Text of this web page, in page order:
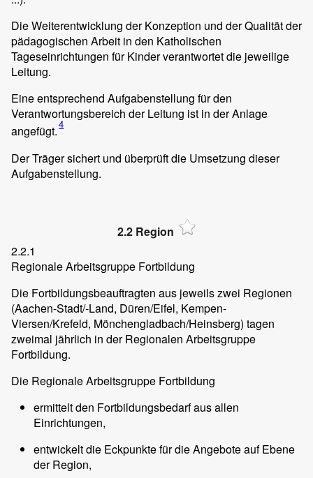
Die Weiterentwicklung der Konzeption und der Qualität der
pädagogischen Arbeit in den Katholischen
Tageseinrichtungen für Kinder verantwortet die jeweilige
Leitung.
Eine entsprechend Aufgabenstellung für den
Verantwortungsbereich der Leitung ist in der Anlage
angefügt.4
Der Träger sichert und überprüft die Umsetzung dieser
Aufgabenstellung.
2.2 Region
2.2.1
Regionale Arbeitsgruppe Fortbildung
Die Fortbildungsbeauftragten aus jeweils zwei Regionen
(Aachen-Stadt/-Land, Düren/Eifel, Kempen-
Viersen/Krefeld, Mönchengladbach/Heinsberg) tagen
zweimal jährlich in der Regionalen Arbeitsgruppe
Fortbildung.
Die Regionale Arbeitsgruppe Fortbildung
ermittelt den Fortbildungsbedarf aus allen
Einrichtungen,
entwickelt die Eckpunkte für die Angebote auf Ebene
der Region,